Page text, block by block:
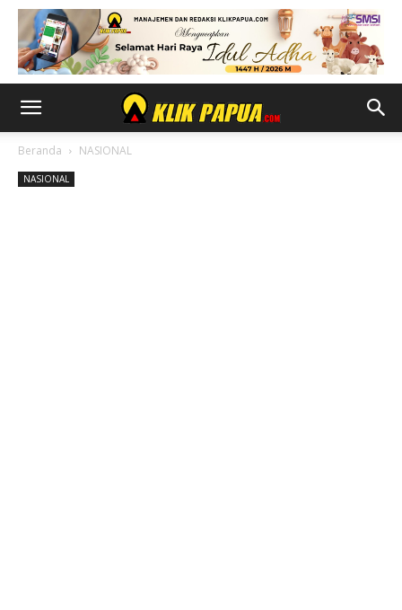
Beranda NASIONAL
NASIONAL